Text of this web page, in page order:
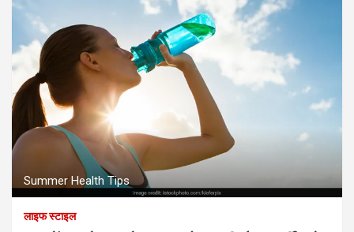
Summer Health Tips
लाइफ स्टाइल